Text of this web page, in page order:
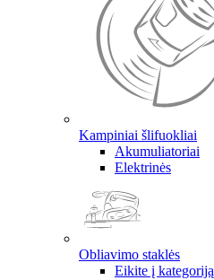
Kampiniai šlifuokliai
Akumuliatoriai
Elektrinės
Obliavimo staklės
Eikite į kategoriją